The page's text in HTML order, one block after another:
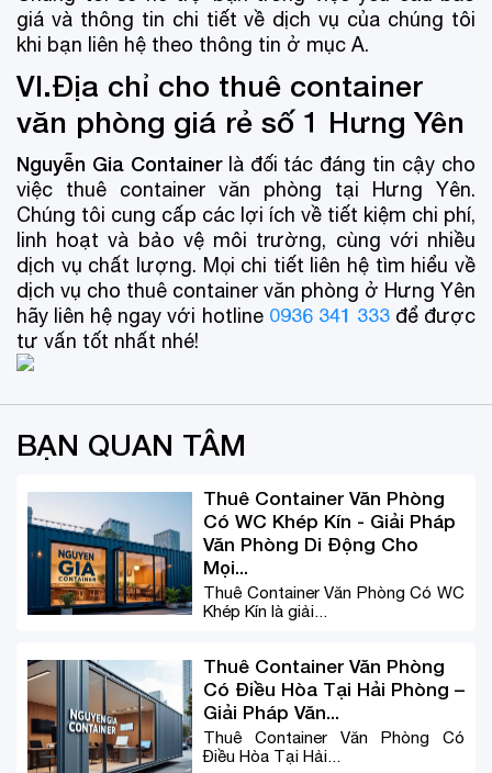
giá và thông tin chi tiết về dịch vụ của chúng tôi
khi bạn liên hệ theo thông tin ở mục A.
VI.Địa chỉ cho thuê container
văn phòng giá rẻ số 1 Hưng Yên
Nguyễn Gia Container là đối tác đáng tin cậy cho
việc thuê container văn phòng tại Hưng Yên.
Chúng tôi cung cấp các lợi ích về tiết kiệm chi phí,
linh hoạt và bảo vệ môi trường, cùng với nhiều
dịch vụ chất lượng. Mọi chi tiết liên hệ tìm hiểu về
dịch vụ cho thuê container văn phòng ở Hưng Yên
hãy liên hệ ngay với hotline 0936 341 333để được
tư vấn tốt nhất nhé!
BẠN QUAN TÂM
Thuê Container Văn Phòng
Có WC Khép Kín - Giải Pháp
Văn Phòng Di Động Cho
Mọi...
Thuê Container Văn Phòng Có WC
Khép Kín là giải...
Thuê Container Văn Phòng
Có Điều Hòa Tại Hải Phòng –
Giải Pháp Văn...
Thuê Container Văn Phòng Có
Điều Hòa Tại Hải...